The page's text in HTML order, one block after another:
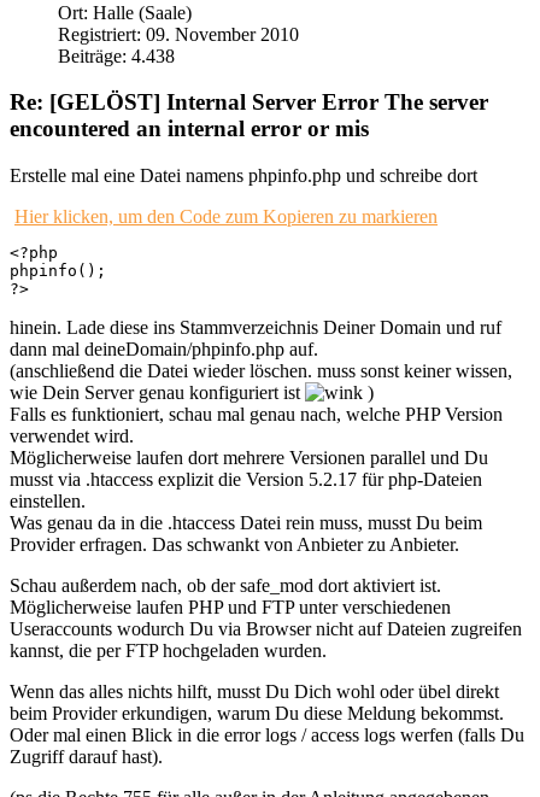
Ort: Halle (Saale)
Registriert: 09. November 2010
Beiträge: 4.438
Re: [GELÖST] Internal Server Error The server
encountered an internal error or mis
Erstelle mal eine Datei namens phpinfo.php und schreibe dort
Hier klicken, um den Code zum Kopieren zu markieren
<?php
phpinfo();
?>
hinein. Lade diese ins Stammverzeichnis Deiner Domain und ruf
dann mal deineDomain/phpinfo.php auf.
(anschließend die Datei wieder löschen. muss sonst keiner wissen,
wie Dein Server genau konfiguriert ist
)
Falls es funktioniert, schau mal genau nach, welche PHP Version
verwendet wird.
Möglicherweise laufen dort mehrere Versionen parallel und Du
musst via .htaccess explizit die Version 5.2.17 für php-Dateien
einstellen.
Was genau da in die .htaccess Datei rein muss, musst Du beim
Provider erfragen. Das schwankt von Anbieter zu Anbieter.
Schau außerdem nach, ob der safe_mod dort aktiviert ist.
Möglicherweise laufen PHP und FTP unter verschiedenen
Useraccounts wodurch Du via Browser nicht auf Dateien zugreifen
kannst, die per FTP hochgeladen wurden.
Wenn das alles nichts hilft, musst Du Dich wohl oder übel direkt
beim Provider erkundigen, warum Du diese Meldung bekommst.
Oder mal einen Blick in die error logs / access logs werfen (falls Du
Zugriff darauf hast).